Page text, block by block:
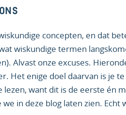
concepten, en dat
wiskundige termen
Alvast onze excuses.
Het enige doel daarvan is je te
want dit is de eerste én
in deze blog laten zien. Echt